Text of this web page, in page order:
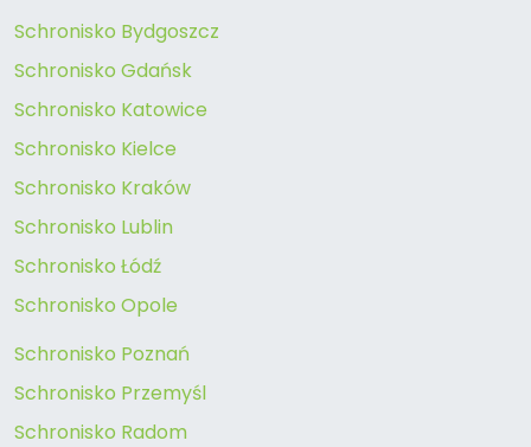
Schronisko Bydgoszcz
Schronisko Gdańsk
Schronisko Katowice
Schronisko Kielce
Schronisko Kraków
Schronisko Lublin
Schronisko Łódź
Schronisko Opole
Schronisko Poznań
Schronisko Przemyśl
Schronisko Radom